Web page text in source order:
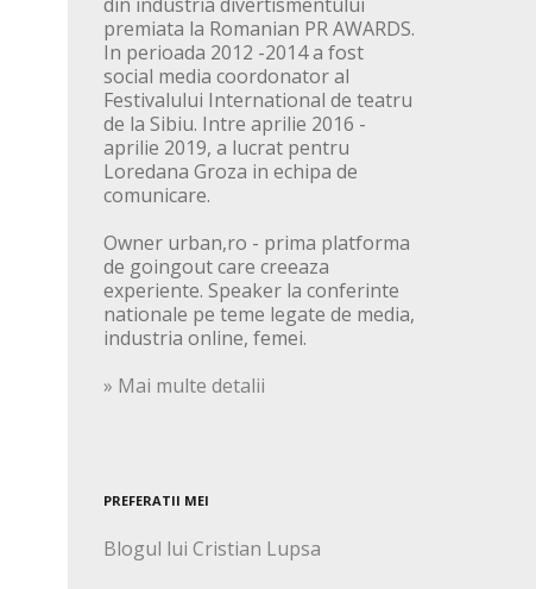
premiata la Romanian PR AWARDS.
In perioada 2012 -2014 a fost
social media coordonator al
Festivalului International de teatru
de la Sibiu. Intre aprilie 2016 -
aprilie 2019, a lucrat pentru
Loredana Groza in echipa de
comunicare.
Owner urban,ro - prima platforma
de goingout care creeaza
experiente. Speaker la conferinte
nationale pe teme legate de media,
industria online, femei.
» Mai multe detalii
PREFERATII MEI
Blogul lui Cristian Lupsa